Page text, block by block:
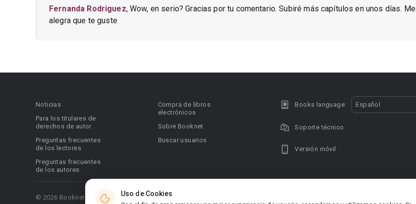
Fernanda Rodriguez, Wow, en serio? Gracias por tu comentario. Subiré más capítulos en unos días. Me
alegra que te guste
Uso de Cookies
Noticias
Para los titulares de
derechos de autor
Preguntas frecuentes
de los lectores
Preguntas frecuentes
de los autores
Compra de libros
electrónicos
Sobre Booknet
Buscar usuarios
Books language: Español
Soporte técnico
Versión móvil
© 2026 Booknet. Todos los derechos reservados.